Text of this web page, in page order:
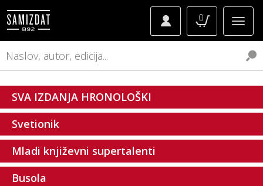
0
SVA IZDANJA HRONOLOŠKI
Svetionik
Mladi književni supertalenti
Busola